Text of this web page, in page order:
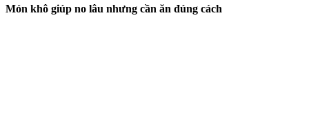
Món khô giúp no lâu nhưng cần ăn đúng cách